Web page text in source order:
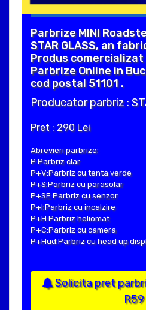
Parbrize MINI
STAR GLASS, an
Produs
Parbrize Online in
cod postal 51101 .
Producator parbriz :
Pret : 290 Lei
Abrevieri parbrize:
P:Parbriz clar
P+V:Parbriz cu tenta verde
P+S:Parbriz cu parasolar
P+SE:Parbriz cu senzor
P+I:Parbriz cu incalzire
P+H:Parbriz heliomat
P+C:Parbriz cu camera
P+Hud:Parbriz cu head up
Solicita pret
R59